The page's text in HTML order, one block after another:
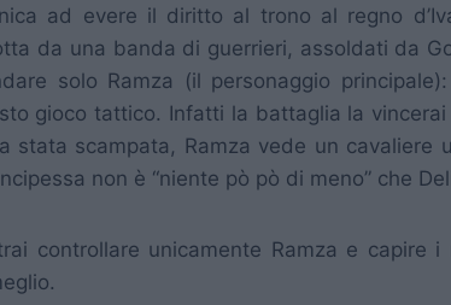
ad evere il diritto al trono al regno
da una banda di guerrieri, assoldati da
solo Ramza (il personaggio
gioco tattico. Infatti la battaglia la
stata scampata, Ramza vede un cavaliere
non è “niente pò pò di meno” che
controllare unicamente Ramza e capire